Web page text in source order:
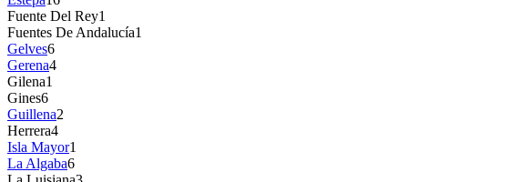
Fuente Del Rey1
Fuentes De Andalucía1
Gelves6
Gerena4
Gilena1
Gines6
Guillena2
Herrera4
Isla Mayor1
La Algaba6